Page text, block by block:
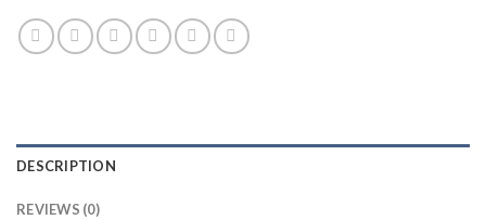
DESCRIPTION
REVIEWS (0)